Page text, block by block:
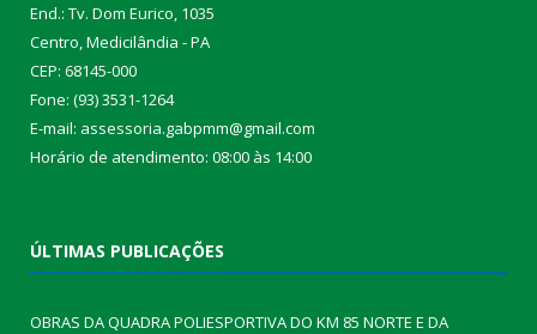
End.: Tv. Dom Eurico, 1035
Centro, Medicilândia - PA
CEP: 68145-000
Fone: (93) 3531-1264
E-mail: assessoria.gabpmm@gmail.com
Horário de atendimento: 08:00 às 14:00
ÚLTIMAS PUBLICAÇÕES
OBRAS DA QUADRA POLIESPORTIVA DO KM 85 NORTE E DA